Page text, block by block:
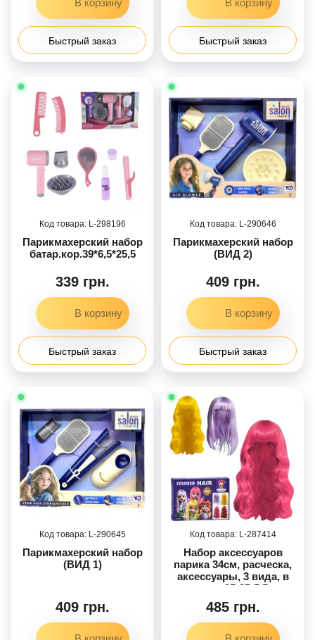
Быстрый заказ Быстрый заказ
298196
Парикмахерский набор
батар.кор.39*6,5*25,5
339 грн.
Быстрый заказ
290646
Парикмахерский набор
(ВИД 2)
409 грн.
Быстрый заказ
290645
Парикмахерский набор
(ВИД 1)
409 грн.
287414
Набор аксессуаров
парика 34см, расческа,
аксессуары, 3 вида, в
кор-це, 35-25-5,5см
485 грн.